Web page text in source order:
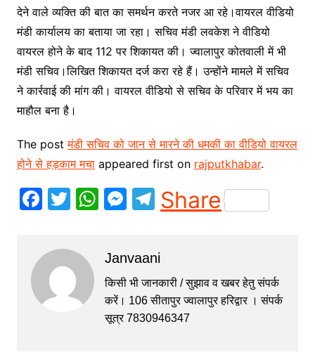
देने वाले व्यक्ति की बात का समर्थन करते नजर आ रहे।वायरल वीडियो
मंडी कार्यालय का बताया जा रहा। सचिव मंडी लवकेश ने वीडियो
वायरल होने के बाद 112 पर शिकायत की। ज्वालापुर कोतवाली में भी
मंडी सचिव।लिखित शिकायत दर्ज करा रहे हैं। उन्होंने मामले में सचिव
ने कार्रवाई की मांग की। वायरल वीडियो से सचिव के परिवार में भय का
माहौल बना है।
The postमंडी सचिव को जान से मारने की धमकी का वीडियो वायरल
होने से हड़काम मचाappeared first on rajputkhabar.
F
c
e
b
o
T
itt
er
W
s
A
p
p
M
s
e
n
T
el
gr
a
m
Share
Janvaani
किसी भी जानकारी / सुझाव व खबर हेतु संपर्क
करें। 106 सीतापुर ज्वालापुर हरिद्वार । संपर्क
सूत्र 7830946347